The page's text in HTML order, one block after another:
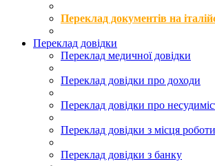
Переклад документів на
Переклад довідки
Переклад медичної довідки
Переклад довідки про доходи
Переклад довідки про
Переклад довідки з місця роботи
Переклад довідки з банку